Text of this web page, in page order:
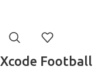
Xcode